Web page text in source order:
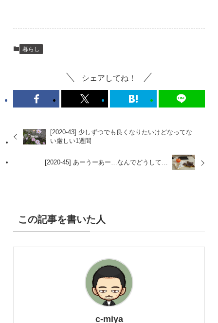
暮らし
シェアしてね！
[2020-43] 少しずつでも良くなりたいけどなってな
い厳しい1週間
[2020-45] あーうーあー…なんでどうして…
この記事を書いた人
c-miya